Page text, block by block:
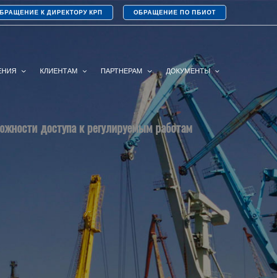
К ДИРЕКТОРУ КРП ОБРАЩЕНИЕ ПО ПБИОТ
КЛИЕНТАМ ПАРТНЕРАМ ДОКУМЕНТЫ
доступа к регулируемым работам